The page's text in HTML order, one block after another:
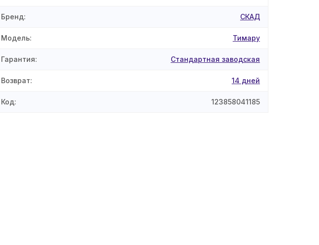
Бренд: СКАД
Модель: Тимару
Гарантия: Стандартная заводская
Возврат: 14 дней
Код: 123858041185